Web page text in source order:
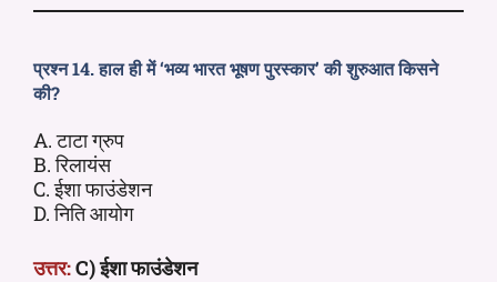
प्रश्न 14. हाल ही में ‘भव्य भारत भूषण पुरस्कार’ की शुरुआत किसने
की?
A. टाटा ग्रुप
B. रिलायंस
C. ईशा फाउंडेशन
D. निति आयोग
उत्तर:C) ईशा फाउंडेशन